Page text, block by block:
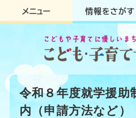
ジ
す
。
ュ
し
て
本
令和８年度就学援助
内（申請方法など）